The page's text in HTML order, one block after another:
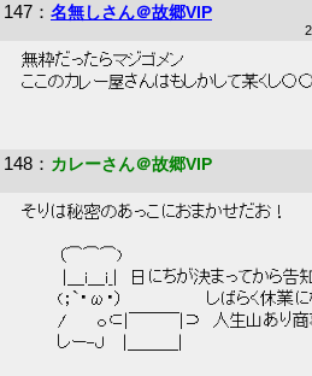
147 ： 名無しさん＠故郷VIP
無粋だったらマジゴメン
ここのカレー屋さんはもしかして某くし
148 ： カレーさん＠故郷VIP
そりは秘密のあっこにおまかせだお！
（⌒⌒⌒)
|＿i＿i_|　日にちが決まってから告知
(；`・ω・）　　　　　　　しばらく休業
/　　 ｏ⊂|￣￣￣|⊃　人生山あり商事
しー-Ｊ　 |＿＿＿|